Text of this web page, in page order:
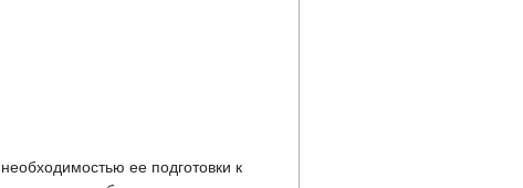
ее подготовки к